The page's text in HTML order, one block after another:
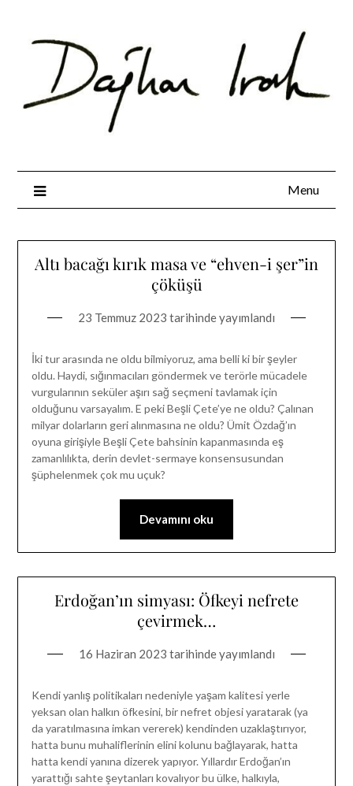
content
Menu
Altı bacağı kırık masa ve “ehven-i şer”in
çöküşü
23 Temmuz 2023 tarihinde yayımlandı
İki tur arasında ne oldu bilmiyoruz, ama belli ki bir şeyler
oldu. Haydi, sığınmacıları göndermek ve terörle mücadele
vurgularının seküler aşırı sağ seçmeni tavlamak için
olduğunu varsayalım. E peki Beşli Çete’ye ne oldu? Çalınan
milyar dolarların geri alınmasına ne oldu? Ümit Özdağ’ın
oyuna girişiyle Beşli Çete bahsinin kapanmasında eş
zamanlılıkta, derin devlet-sermaye konsensusundan
şüphelenmek çok mu uçuk?
Devamını oku
Erdoğan’ın simyası: Öfkeyi nefrete
çevirmek…
16 Haziran 2023 tarihinde yayımlandı
Kendi yanlış politikaları nedeniyle yaşam kalitesi yerle
yeksan olan halkın öfkesini, bir nefret objesi yaratarak (ya
da yaratılmasına imkan vererek) kendinden uzaklaştırıyor,
hatta bunu muhaliflerinin elini kolunu bağlayarak, hatta
hatta kendi yanına dizerek yapıyor. Yıllardır Erdoğan’ın
yarattığı sahte şeytanları kovalıyor bu ülke, halkıyla,